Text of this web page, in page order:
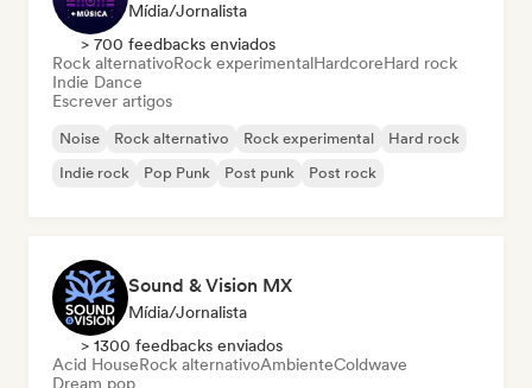
Mídia/Jornalista
> 700 feedbacks enviados
Rock alternativoRock experimentalHardcoreHard rock
Indie Dance
Escrever artigos
Noise Rock alternativo Rock experimental
Hard rock
Indie rock
Pop Punk Post punk Post rock
Sound & Vision MX
Mídia/Jornalista
> 1300 feedbacks enviados
Acid HouseRock alternativoAmbienteColdwave
Dream pop